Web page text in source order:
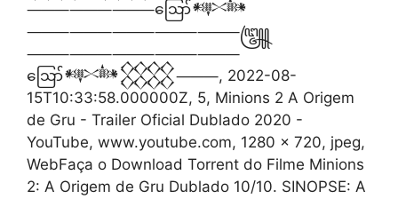
⸻⸻⸻ဪ𒀰
⸻⸻⸻⸻⸻꧅
⸻⸻⸻⸻⸻
ဪ𒀰𒐪⸻, 2022-08-
15T10:33:58.000000Z, 5, Minions 2 A Origem
de Gru - Trailer Oficial Dublado 2020 -
YouTube, www.youtube.com, 1280 x 720, jpeg,
WebFaça o Download Torrent do Filme Minions
2: A Origem de Gru Dublado 10/10. SINOPSE: A